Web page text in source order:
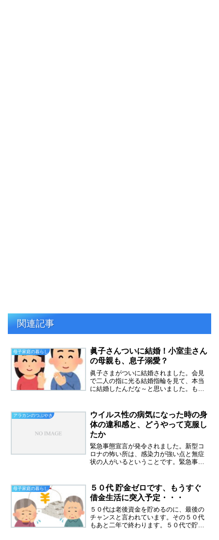
関連記事
母子家庭の暮らし
眞子さんついに結婚！小室圭さん
の母親も、息子溺愛？
眞子さまがついに結婚されました。会見
で二人の指に光る結婚指輪を見て、本当
に結婚したんだな～と思いました。もう
も祝福する気になれません。あの黒いサ
ングラスをつけた小室佳代...
アラカンのつぶやき
ウイルス性の病気になった時の身
体の違和感と、どうやって克服し
たか
緊急事態宣言が発令されました。新型コ
ロナの怖い所は、感染力が強い点と無症
状の人がいるということです。緊急事態
なので、いざという時のために準備はし
ています。昨年の秋にウイ...
母子家庭の暮らし
５０代 貯金ゼロです、もうすぐ
借金生活に突入予定・・・
５０代は老後資金を貯めるのに、最後の
チャンスと言われています。その５０代
もあと二年で終わります。５０代で貯金